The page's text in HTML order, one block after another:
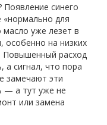
Появление синего
для
уже лезет в
особенно на низких
Повышенный расход
сигнал, что пора
замечают эти
— а тут уже не
или замена